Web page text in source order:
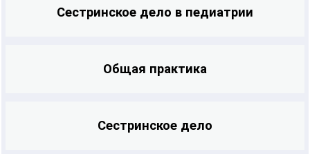
Сестринское дело в педиатрии
Общая практика
Сестринское дело